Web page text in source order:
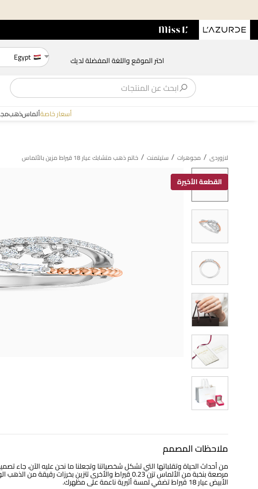
اختر الموقع واللغة المفضلة لديك Egypt
أسعار خاصةألماسذهب
لازوردى / مجوهرات / ستيتمنت / خاتم ذهب متشابك عيار 18 قيراط مزين بالألماس
القطعة الأخيرة
ملاحظات المصمم
من أحداث الحياة وتقلباتها التي تشكل شخصياتنا وتجعلنا ما نحن عليه الآن، جاء
الأبيض عيار 18 قيراط تضفي لمسة أثيرية ناعمة على مظهرك.